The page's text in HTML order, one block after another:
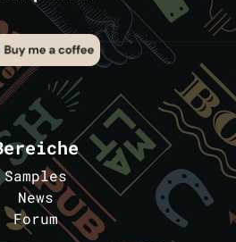
Samples
News
Forum